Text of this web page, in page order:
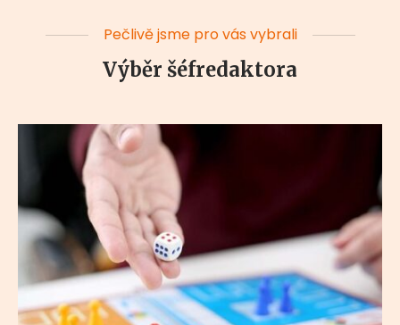
Pečlivě jsme pro vás vybrali
Výběr šéfredaktora